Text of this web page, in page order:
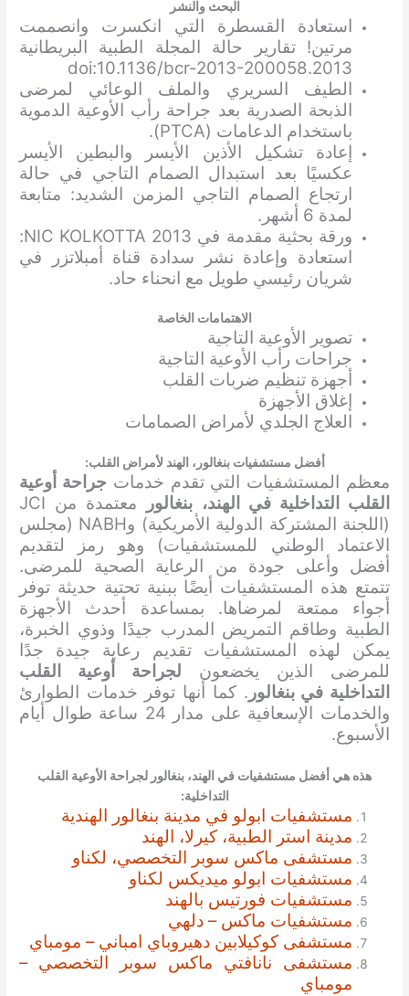
البحث والنشر
استعادة القسطرة التي انكسرت وانصممت
مرتين! تقارير حالة المجلة الطبية البريطانية
2013.doi:10.1136/bcr-2013-200058
الطيف السريري والملف الوعائي لمرضى
الذبحة الصدرية بعد جراحة رأب الأوعية الدموية
باستخدام الدعامات (PTCA).
إعادة تشكيل الأذين الأيسر والبطين الأيسر
عكسيًا بعد استبدال الصمام التاجي في حالة
ارتجاع الصمام التاجي المزمن الشديد: متابعة
لمدة 6 أشهر.
ورقة بحثية مقدمة في NIC KOLKOTTA 2013:
استعادة وإعادة نشر سدادة قناة أمبلاتزر في
شريان رئيسي طويل مع انحناء حاد.
الاهتمامات الخاصة
تصوير الأوعية التاجية
جراحات رأب الأوعية التاجية
أجهزة تنظيم ضربات القلب
إغلاق الأجهزة
العلاج الجلدي لأمراض الصمامات
أفضل مستشفيات بنغالور، الهند لأمراض القلب:
معظم المستشفيات التي تقدم خدمات جراحة أوعية
القلب التداخلية في الهند، بنغالور
معتمدة من JCI
(اللجنة المشتركة الدولية الأمريكية) وNABH (مجلس
الاعتماد الوطني للمستشفيات) وهو رمز لتقديم
أفضل وأعلى جودة من الرعاية الصحية للمرضى.
تتمتع هذه المستشفيات أيضًا ببنية تحتية حديثة توفر
أجواء ممتعة لمرضاها. بمساعدة أحدث الأجهزة
الطبية وطاقم التمريض المدرب جيدًا وذوي الخبرة،
يمكن لهذه المستشفيات تقديم رعاية جيدة جدًا
للمرضى الذين يخضعون لجراحة أوعية القلب
التداخلية في بنغالور . كما أنها توفر خدمات الطوارئ
والخدمات الإسعافية على مدار 24 ساعة طوال أيام
الأسبوع.
هذه هي أفضل مستشفيات في الهند، بنغالور لجراحة الأوعية القلب
التداخلية:
مستشفيات ابولو في مدينة بنغالور الهندية
مدينة استر الطبية، كيرلا، الهند
مستشفى ماكس سوبر التخصصي، لكناو
مستشفيات ابولو ميديكس لكناو
مستشفيات فورتيس بالهند
مستشفيات ماكس – دلهي
مستشفى كوكيلابين دهيروباي امباني – مومباي
مستشفى نانافتي ماكس سوبر التخصصي –
مومباي